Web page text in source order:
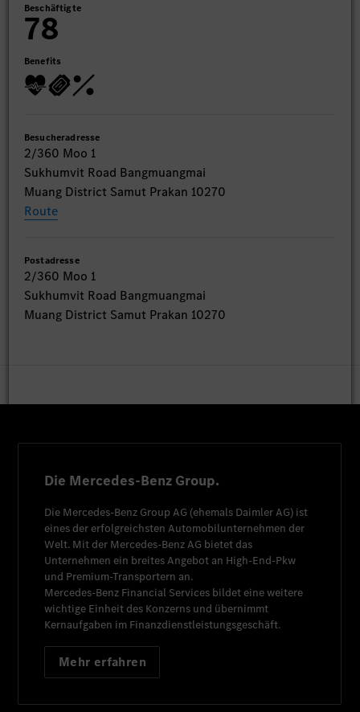
Beschäftigte
78
Benefits
Besucheradresse
2/360 Moo 1
Sukhumvit Road Bangmuangmai
Muang District Samut Prakan 10270
Route
Postadresse
2/360 Moo 1
Sukhumvit Road Bangmuangmai
Muang District Samut Prakan 10270
Die Mercedes-Benz Group.
Die Mercedes-Benz Group AG (ehemals Daimler AG) ist
eines der erfolgreichsten Automobilunternehmen der
Welt. Mit der Mercedes-Benz AG bietet das
Unternehmen ein breites Angebot an High-End-Pkw
und Premium-Transportern an.
Mercedes-Benz Financial Services bildet eine weitere
wichtige Einheit des Konzerns und übernimmt
Kernaufgaben im Finanzdienstleistungsgeschäft.
Mehr erfahren